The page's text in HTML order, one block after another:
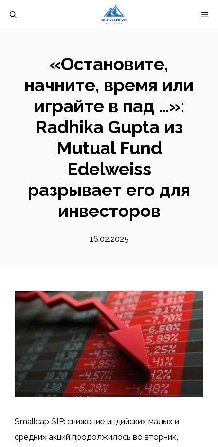
«Остановите,
начните, время или
играйте в пад …»:
Radhika Gupta из
Mutual Fund
Edelweiss
разрывает его для
инвесторов
16.02.2025
Smallcap SIP: снижение индийских малых и
средних акций продолжилось во вторник,